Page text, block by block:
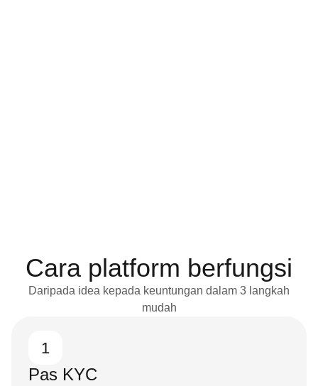
Cara platform berfungsi
Daripada idea kepada keuntungan dalam 3 langkah
mudah
1
Pas KYC